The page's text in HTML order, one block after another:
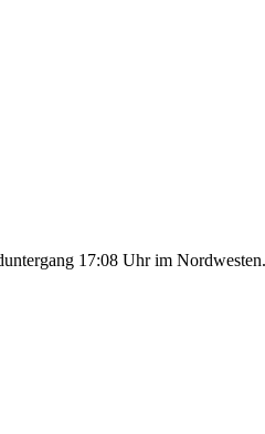
17:08 Uhr im